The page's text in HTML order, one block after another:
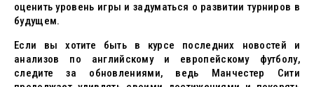
оценить уровень игры и задуматься о развитии турниров в
будущем.
Если вы хотите быть в курсе последних новостей и
анализов по английскому и европейскому футболу,
следите за обновлениями, ведь Манчестер Сити